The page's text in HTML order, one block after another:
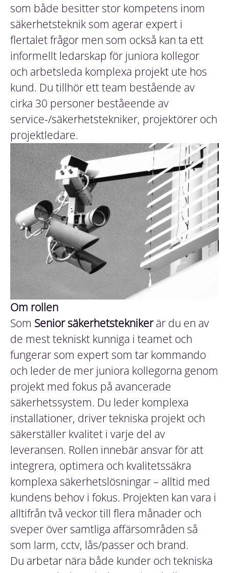
som både besitter stor kompetens inom
säkerhetsteknik som agerar expert i
flertalet frågor men som också kan ta ett
informellt ledarskap för juniora kollegor
och arbetsleda komplexa projekt ute hos
kund. Du tillhör ett team bestående av
cirka 30 personer beståeende av
service-/säkerhetstekniker, projektörer och
projektledare.
Om rollen
Som Senior säkerhetsteknikerär du en av
de mest tekniskt kunniga i teamet och
fungerar som expert som tar kommando
och leder de mer juniora kollegorna genom
projekt med fokus på avancerade
säkerhetssystem. Du leder komplexa
installationer, driver tekniska projekt och
säkerställer kvalitet i varje del av
leveransen. Rollen innebär ansvar för att
integrera, optimera och kvalitetssäkra
komplexa säkerhetslösningar – alltid med
kundens behov i fokus. Projekten kan vara i
alltifrån två veckor till flera månader och
sveper över samtliga affärsområden så
som larm, cctv, lås/passer och brand.
Du arbetar nära både kunder och tekniska